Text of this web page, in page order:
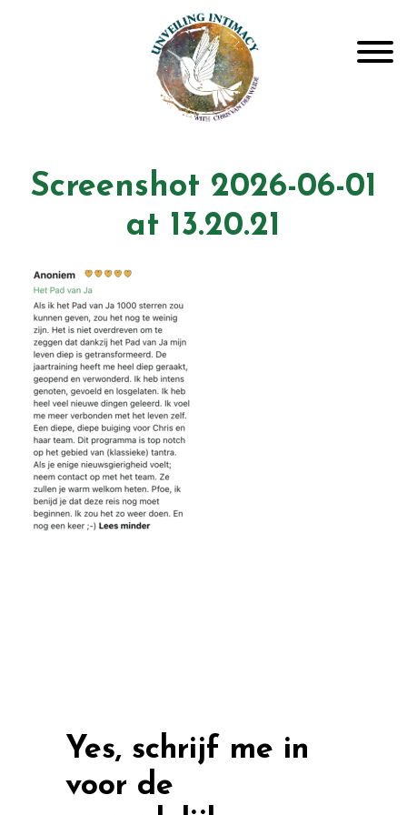
Unveiling Intimacy
Screenshot 2026-06-01
at 13.20.21
Yes, schrijf me in
voor de